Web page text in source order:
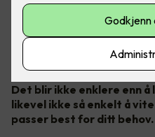
Det blir ikke enklere enn
likevel ikke så enkelt å
passer best for ditt behov.